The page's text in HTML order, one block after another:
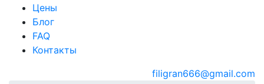
Цены
Блог
FAQ
Контакты
filigran666@gmail.com